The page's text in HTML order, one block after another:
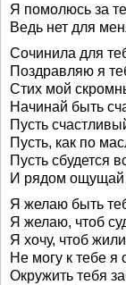
Я помолюсь за
Ведь нет для
Сочинила для
Поздравляю я
Стих мой
Начинай быть
Пусть
Пусть, как по
Пусть сбудется
И рядом ощущай
Я желаю быть
Я желаю, чтоб
Я хочу, чтоб
Не могу к тебе я
Окружить тебя